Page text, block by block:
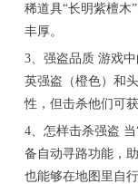
稀道具“长明紫檀木
丰厚。
3、强盗品质 游戏
英强盗（橙色）和
性，但击杀他们可
4、怎样击杀强盗
备自动寻路功能，
也能够在地图里自